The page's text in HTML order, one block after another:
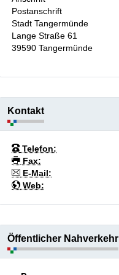
Postanschrift
Stadt Tangermünde
Lange Straße 61
39590 Tangermünde
Kontakt
Telefon:
Fax:
E-Mail:
Web:
Öffentlicher Nahverkehr